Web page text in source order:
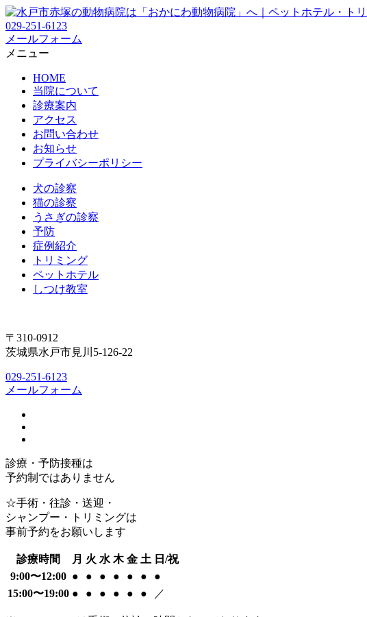
029-251-6123
メールフォーム
メニュー
HOME
当院について
診療案内
アクセス
お問い合わせ
お知らせ
プライバシーポリシー
犬の診察
猫の診察
うさぎの診察
予防
症例紹介
トリミング
ペットホテル
しつけ教室
〒310-0912
茨城県水戸市見川5-126-22
029-251-6123
メールフォーム
診療・予防接種は
予約制ではありません
☆手術・往診・送迎・
シャンプー・トリミングは
事前予約をお願いします
診療時間 月 火 水 木 金 土 日/祝
9:00〜12:00 ● ● ● ● ● ●
●
15:00〜19:00 ● ● ● ● ● ● ／